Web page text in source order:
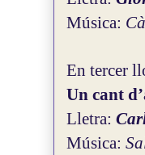
Música:
En tercer
Un cant
Lletra:
Música: